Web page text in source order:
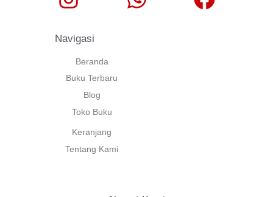
Navigasi
Beranda
Buku Terbaru
Blog
Toko Buku
Keranjang
Tentang Kami